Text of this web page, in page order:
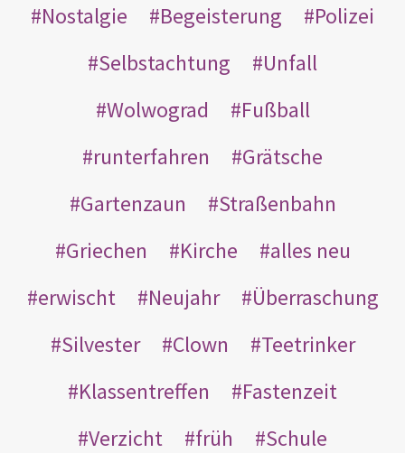
Nostalgie
Begeisterung
Polizei
Selbstachtung
Unfall
Wolwograd
Fußball
runterfahren
Grätsche
Gartenzaun
Straßenbahn
Griechen
Kirche
alles neu
erwischt
Neujahr
Überraschung
Silvester
Clown
Teetrinker
Klassentreffen
Fastenzeit
Verzicht
früh
Schule